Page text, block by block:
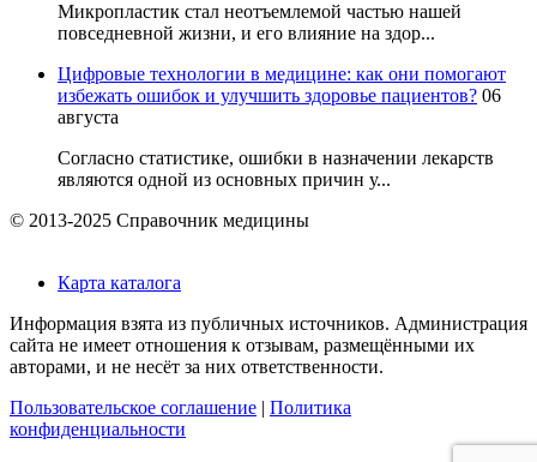
Микропластик стал неотъемлемой частью нашей
повседневной жизни, и его влияние на здор...
Цифровые технологии в медицине: как они помогают
избежать ошибок и улучшить здоровье пациентов? 06
августа
Согласно статистике, ошибки в назначении лекарств
являются одной из основных причин у...
© 2013-2025 Справочник медицины
Карта каталога
Информация взята из публичных источников. Администрация
сайта не имеет отношения к отзывам, размещёнными их
авторами, и не несёт за них ответственности.
Пользовательское соглашение
Политика
конфиденциальности